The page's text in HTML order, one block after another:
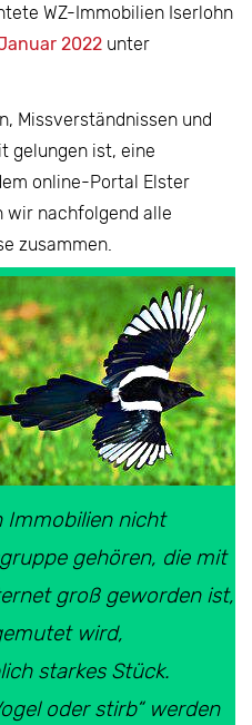
WZ-Immobilien Iserlohn
2022 unter
Missverständnissen und
gelungen ist, eine
online-Portal Elster
wir nachfolgend alle
zusammen.
Immobilien nicht
gehören, die mit
groß geworden ist,
wird,
starkes Stück.
oder stirb“ werden